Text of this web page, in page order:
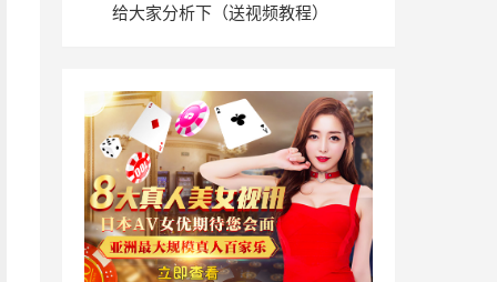
给大家分析下（送视频教程）